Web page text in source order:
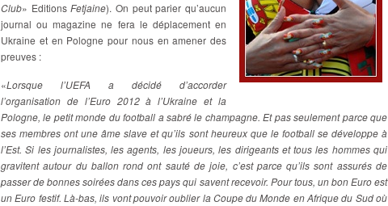
Club» EditionsFetjaine). On peut parier qu’aucun
journal ou magazine ne fera le déplacement en
Ukraine et en Pologne pour nous en amener des
preuves :
«Lorsque l’UEFA a décidé d’accorder
l’organisation de l’Euro 2012 à l’Ukraine et la
Pologne, le petit monde du football a sabré le champagne. Et pas seulement parce que
ses membres ont une âme slave et qu’ils sont heureux que le football se développe à
l’Est. Si les journalistes, les agents, les joueurs, les dirigeants et tous les hommes qui
gravitent autour du ballon rond ont sauté de joie, c’est parce qu’ils sont assurés de
passer de bonnes soirées dans ces pays qui savent recevoir. Pour tous, un bon Euro est
un Euro festif. Là-bas, ils vont pouvoir oublier la Coupe du Monde en Afrique du Sud où